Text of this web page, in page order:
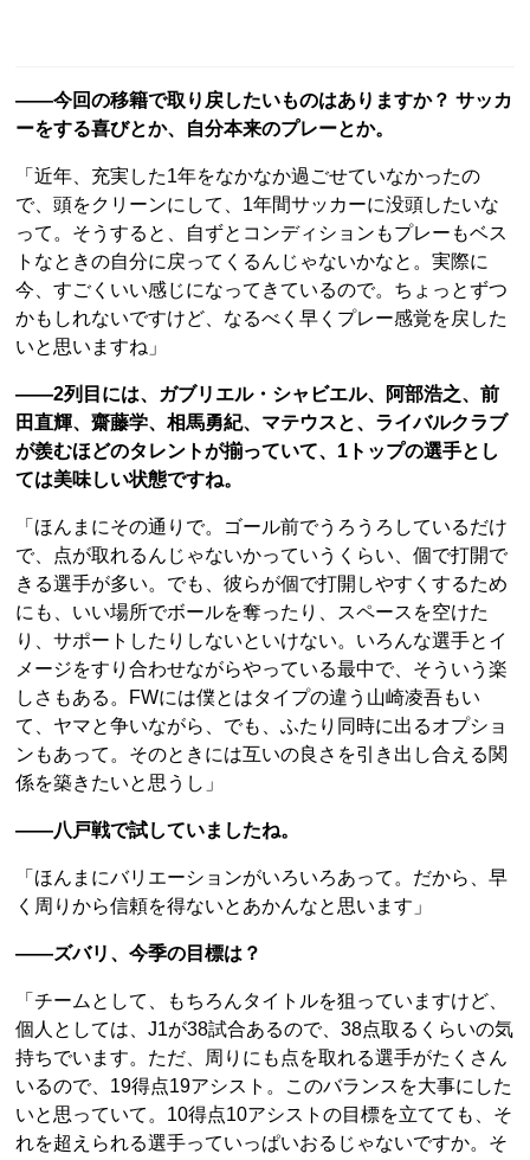
――今回の移籍で取り戻したいものはありますか？ サッカ
ーをする喜びとか、自分本来のプレーとか。
「近年、充実した1年をなかなか過ごせていなかったの
で、頭をクリーンにして、1年間サッカーに没頭したいな
って。そうすると、自ずとコンディションもプレーもベス
トなときの自分に戻ってくるんじゃないかなと。実際に
今、すごくいい感じになってきているので。ちょっとずつ
かもしれないですけど、なるべく早くプレー感覚を戻した
いと思いますね」
――2列目には、ガブリエル・シャビエル、阿部浩之、前
田直輝、齋藤学、相馬勇紀、マテウスと、ライバルクラブ
が羨むほどのタレントが揃っていて、1トップの選手とし
ては美味しい状態ですね。
「ほんまにその通りで。ゴール前でうろうろしているだけ
で、点が取れるんじゃないかっていうくらい、個で打開で
きる選手が多い。でも、彼らが個で打開しやすくするため
にも、いい場所でボールを奪ったり、スペースを空けた
り、サポートしたりしないといけない。いろんな選手とイ
メージをすり合わせながらやっている最中で、そういう楽
しさもある。FWには僕とはタイプの違う山崎凌吾もい
て、ヤマと争いながら、でも、ふたり同時に出るオプショ
ンもあって。そのときには互いの良さを引き出し合える関
係を築きたいと思うし」
――八戸戦で試していましたね。
「ほんまにバリエーションがいろいろあって。だから、早
く周りから信頼を得ないとあかんなと思います」
――ズバリ、今季の目標は？
「チームとして、もちろんタイトルを狙っていますけど、
個人としては、J1が38試合あるので、38点取るくらいの気
持ちでいます。ただ、周りにも点を取れる選手がたくさん
いるので、19得点19アシスト。このバランスを大事にした
いと思っていて。10得点10アシストの目標を立てても、そ
れを超えられる選手っていっぱいおるじゃないですか。そ